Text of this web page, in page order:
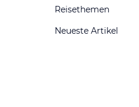
Reisethemen
Neueste Artikel